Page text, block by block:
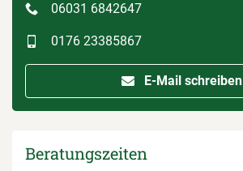
06031 6842647
0176 23385867
E-Mail schreiben
Beratungszeiten